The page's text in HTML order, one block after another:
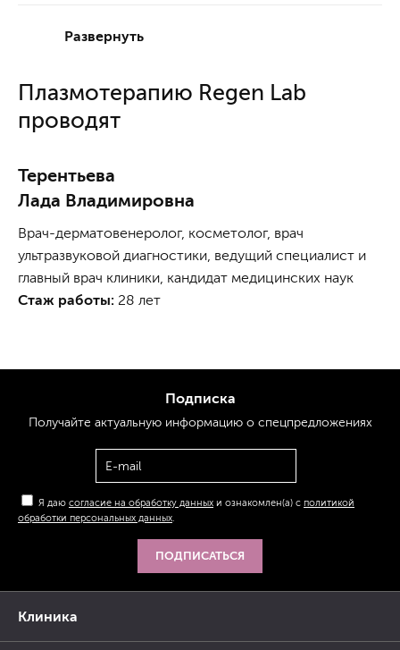
Развернуть
Плазмотерапию Regen Lab
проводят
Терентьева
Лада Владимировна
Врач-дерматовенеролог, косметолог, врач
ультразвуковой диагностики, ведущий специалист и
главный врач клиники, кандидат медицинских наук
Стаж работы: 28 лет
Клиника
Подписка
Получайте актуальнуюинформациюо спецпредложениях
Я даю согласие на обработку данных и ознакомлен(а) с политикой
обработки персональных данных
ПОДПИСАТЬСЯ